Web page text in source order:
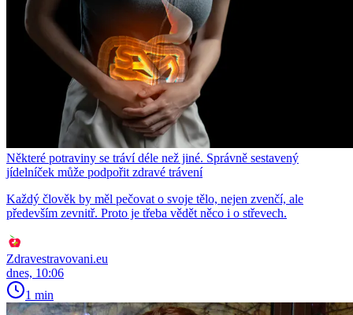
Některé potraviny se tráví déle než jiné. Správně sestavený
jídelníček může podpořit zdravé trávení
Každý člověk by měl pečovat o svoje tělo, nejen zvenčí, ale
především zevnitř. Proto je třeba vědět něco i o střevech.
Zdravestravovani.eu
dnes, 10:06
1 min